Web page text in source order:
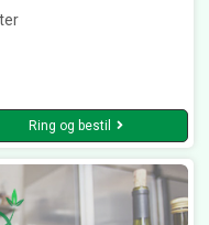
Ring og bestil